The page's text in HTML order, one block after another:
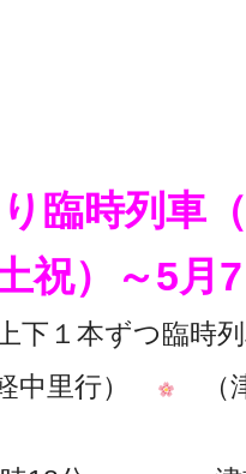
り臨時列
祝）～5月
下１本ずつ臨時
中里行）
（